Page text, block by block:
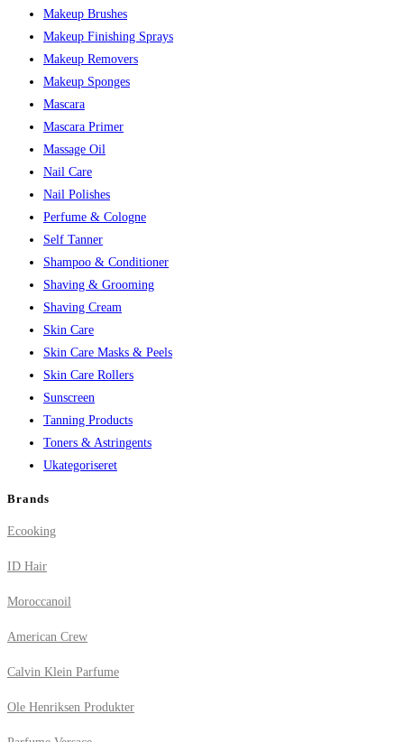
Makeup Brushes
Makeup Finishing Sprays
Makeup Removers
Makeup Sponges
Mascara
Mascara Primer
Massage Oil
Nail Care
Nail Polishes
Perfume & Cologne
Self Tanner
Shampoo & Conditioner
Shaving & Grooming
Shaving Cream
Skin Care
Skin Care Masks & Peels
Skin Care Rollers
Sunscreen
Tanning Products
Toners & Astringents
Ukategoriseret
Brands
Ecooking
ID Hair
Moroccanoil
American Crew
Calvin Klein Parfume
Ole Henriksen Produkter